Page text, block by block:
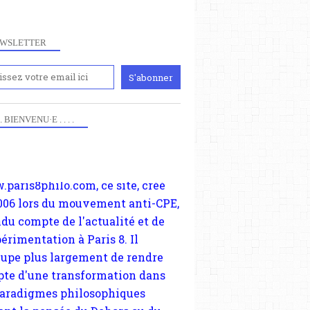
. BIENVENU·E . . . .
ce site, créé
lors du mouvement anti-CPE,
d'une transformation dans
philosophiques
la pensée du Dehors ou du
omme la nomme les
classique. Nous
quant à nous déjà basculé
dans la modernité